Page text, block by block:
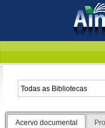
Acervo documental